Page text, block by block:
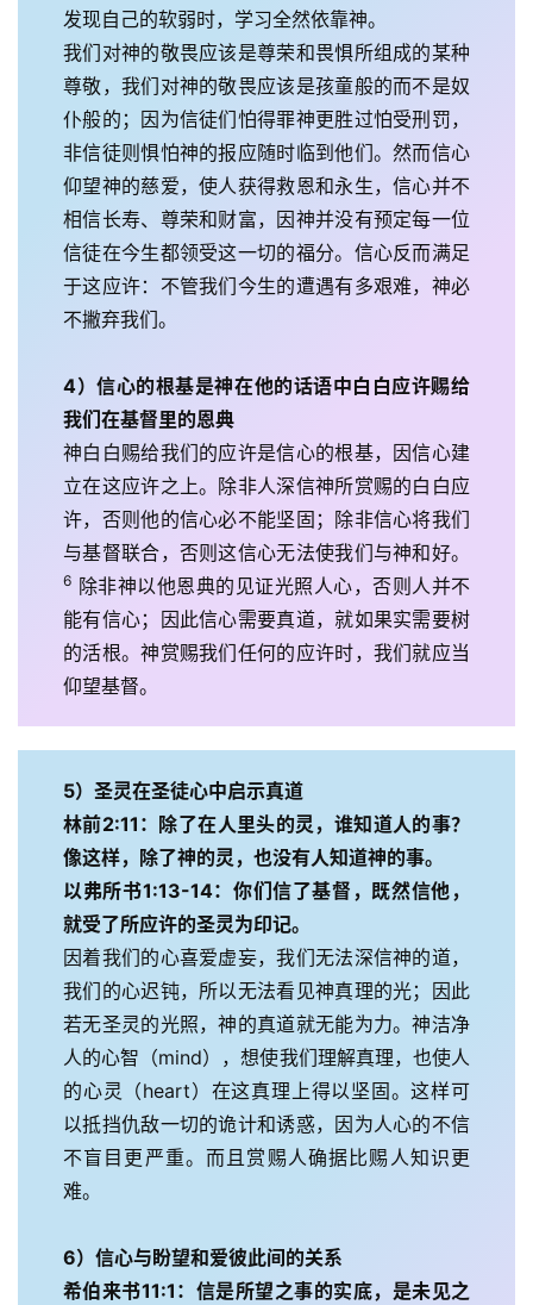
发现自己的软弱时，学习全然依靠神。
我们对神的敬畏应该是尊荣和畏惧所组成的某种
尊敬，我们对神的敬畏应该是孩童般的而不是奴
仆般的；因为信徒们怕得罪神更胜过怕受刑罚，
非信徒则惧怕神的报应随时临到他们。然而信心
仰望神的慈爱，使人获得救恩和永生，信心并不
相信长寿、尊荣和财富，因神并没有预定每一位
信徒在今生都领受这一切的福分。信心反而满足
于这应许：不管我们今生的遭遇有多艰难，神必
不撇弃我们。
4）信心的根基是神在他的话语中白白应许赐给
我们在基督里的恩典
神白白赐给我们的应许是信心的根基，因信心建
立在这应许之上。除非人深信神所赏赐的白白应
许，否则他的信心必不能坚固；除非信心将我们
与基督联合，否则这信心无法使我们与神和好。
6 除非神以他恩典的见证光照人心，否则人并不
能有信心；因此信心需要真道，就如果实需要树
的活根。神赏赐我们任何的应许时，我们就应当
仰望基督。
5）圣灵在圣徒心中启示真道
林前2:11：除了在人里头的灵，谁知道人的事？
像这样，除了神的灵，也没有人知道神的事。
以弗所书1:13-14：你们信了基督，既然信他，
就受了所应许的圣灵为印记。
因着我们的心喜爱虚妄，我们无法深信神的道，
我们的心迟钝，所以无法看见神真理的光；因此
若无圣灵的光照，神的真道就无能为力。神洁净
人的心智（mind），想使我们理解真理，也使人
的心灵（heart）在这真理上得以坚固。这样可
以抵挡仇敌一切的诡计和诱惑，因为人心的不信
不盲目更严重。而且赏赐人确据比赐人知识更
难。
6）信心与盼望和爱彼此间的关系
希伯来书11:1：信是所望之事的实底，是未见之